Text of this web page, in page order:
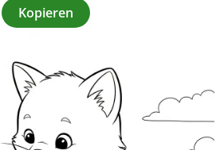
Kopieren